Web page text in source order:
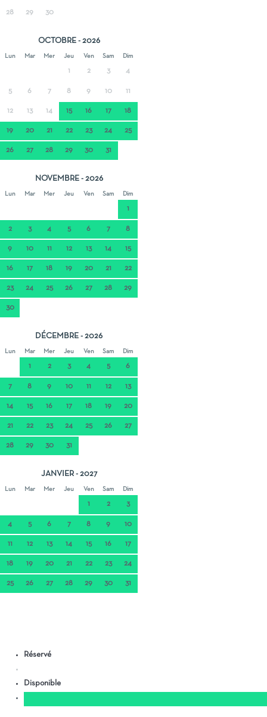
28 29 30
OCTOBRE - 2026
Lun Mar Mer Jeu Ven Sam Dim
1 2 3 4
5 6 7 8 9 10 11
12 13 14 15 16 17 18
19 20 21 22 23 24 25
26 27 28 29 30 31
NOVEMBRE - 2026
Lun Mar Mer Jeu Ven Sam Dim
1
2 3 4 5 6 7 8
9 10 11 12 13 14 15
16 17 18 19 20 21 22
23 24 25 26 27 28 29
30
DÉCEMBRE - 2026
Lun Mar Mer Jeu Ven Sam Dim
1 2 3 4 5 6
7 8 9 10 11 12 13
14 15 16 17 18 19 20
21 22 23 24 25 26 27
28 29 30 31
JANVIER - 2027
Lun Mar Mer Jeu Ven Sam Dim
1 2 3
4 5 6 7 8 9 10
11 12 13 14 15 16 17
18 19 20 21 22 23 24
25 26 27 28 29 30 31
Réservé
Disponible